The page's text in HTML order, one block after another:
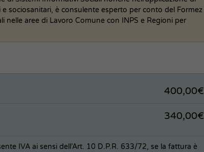
e sociosanitari, è consulente esperto per conto del Formez
nelle aree di Lavoro Comune con INPS e Regioni per
400,00€
340,00€
IVA ai sensi dell’Art. 10 D.P.R. 633/72, se la fattura è